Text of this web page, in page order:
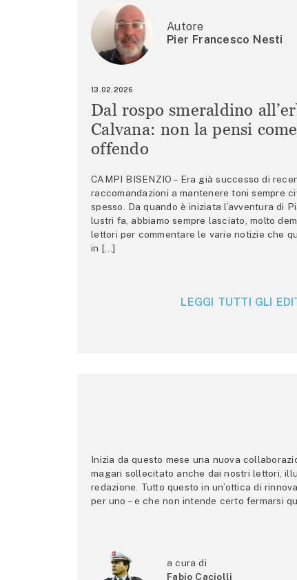
Autore
Pier Francesco Nesti
13.02.2026
Dal rospo smeraldino
Calvana: non la pensi
offendo
CAMPI BISENZIO – Era già successo di
raccomandazioni a mantenere toni sempre
spesso. Da quando è iniziata l’avventura di
lustri fa, abbiamo sempre lasciato, molto
lettori per commentare le varie notizie che
in […]
LEGGI TUTTI GLI
Inizia da questo mese una nuova
magari sollecitato anche dai nostri lettori,
redazione. Tutto questo in un’ottica di
per uno – e che non intende certo fermarsi
a cura di
Fabio Caciolli